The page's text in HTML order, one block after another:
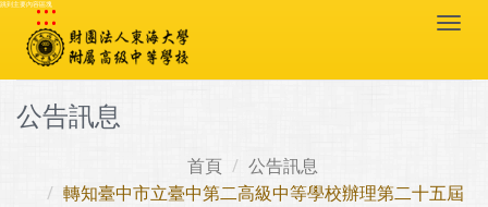
跳到主要內容區塊
:::
公告訊息
首頁
公告訊息
轉知臺中市立臺中第二高級中等學校辦理第二十五屆